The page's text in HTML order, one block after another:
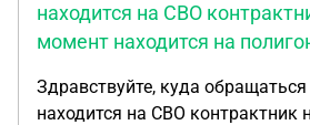
находится на СВО
момент находится на
Здравствуйте, куда
находится на СВО контрактник